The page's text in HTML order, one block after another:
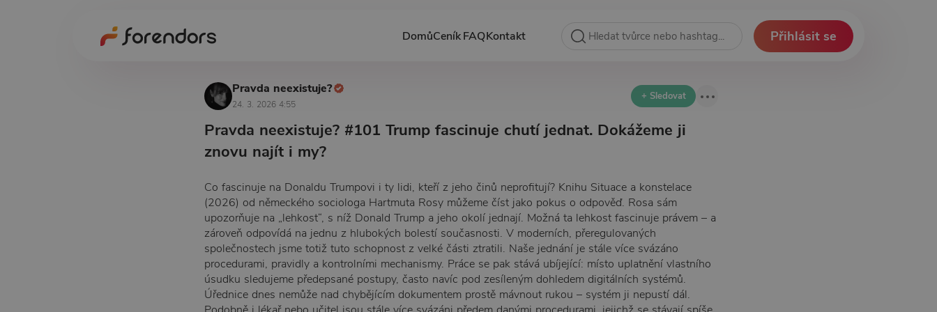
DomůCeníkFAQKontakt Přihlásit se
Pravda neexistuje?
24. 3. 2026 4:55
+ Sledovat
Pravda neexistuje? #101 Trump fascinuje chutí jednat. Dokážeme ji
znovu najít i my?
Co fascinuje na Donaldu Trumpovi i ty lidi, kteří z jeho činů neprofitují? Knihu Situace a konstelace
(2026) od německého sociologa Hartmuta Rosy můžeme číst jako pokus o odpověď. Rosa sám
upozorňuje na „lehkost“, s níž Donald Trump a jeho okolí jednají. Možná ta lehkost fascinuje právem – a
zároveň odpovídá na jednu z hlubokých bolestí současnosti. V moderních, přeregulovaných
společnostech jsme totiž tuto schopnost z velké části ztratili. Naše jednání je stále více svázáno
procedurami, pravidly a kontrolními mechanismy. Práce se pak stává ubíjející: místo uplatnění vlastního
úsudku sledujeme předepsané postupy, často navíc pod zesíleným dohledem digitálních systémů.
Úřednice dnes nemůže nad chybějícím dokumentem prostě mávnout rukou – systém ji nepustí dál.